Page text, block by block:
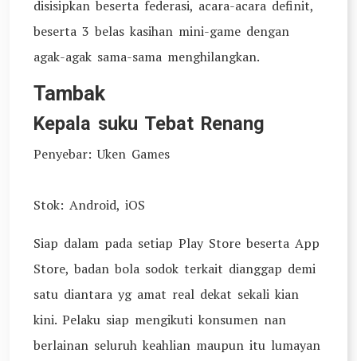
disisipkan beserta federasi, acara-acara definit,
beserta 3 belas kasihan mini-game dengan
agak-agak sama-sama menghilangkan.
Tambak
Kepala suku Tebat Renang
Penyebar: Uken Games
Stok: Android, iOS
Siap dalam pada setiap Play Store beserta App
Store, badan bola sodok terkait dianggap demi
satu diantara yg amat real dekat sekali kian
kini. Pelaku siap mengikuti konsumen nan
berlainan seluruh keahlian maupun itu lumayan